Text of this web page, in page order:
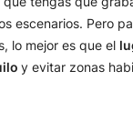
escenarios. Pero
lo mejor es que el
y evitar zonas